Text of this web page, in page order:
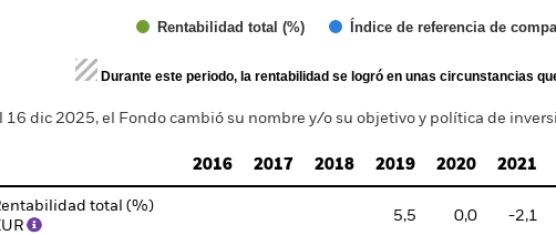
Rentabilidad total (%) Índice de referencia de
of interactive chart.
Durante este periodo, la rentabilidad se logró en unas circunstancias
16 dic 2025, el Fondo cambió su nombre y/o su objetivo y política de
2016 2017 2018 2019 2020 2021
total (%)
5,5 0,0 -2,1